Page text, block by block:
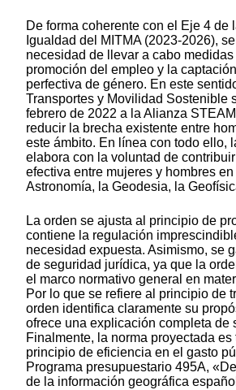
De forma coherente con el Eje 4 de
Igualdad del MITMA (2023-2026),
necesidad de llevar a cabo
promoción del empleo y la
perfectiva de género. En este
Transportes y Movilidad Sostenible
febrero de 2022 a la Alianza
reducir la brecha existente entre
este ámbito. En línea con todo ello,
elabora con la voluntad de
efectiva entre mujeres y hombres
Astronomía, la Geodesia, la
La orden se ajusta al principio de
contiene la regulación
necesidad expuesta. Asimismo, se
de seguridad jurídica, ya que la
el marco normativo general en
Por lo que se refiere al principio de
orden identifica claramente su
ofrece una explicación completa de
Finalmente, la norma proyectada es
principio de eficiencia en el gasto
Programa presupuestario 495A,
de la información geográfica